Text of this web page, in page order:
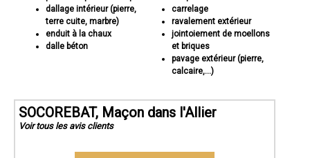
dallage intérieur (pierre,
terre cuite, marbre)
enduit à la chaux
dalle béton
carrelage
ravalement extérieur
jointoiement de moellons
et briques
pavage extérieur (pierre,
calcaire,...)
SOCOREBAT, Maçon dans l'Allier
Voir tous les avis clients